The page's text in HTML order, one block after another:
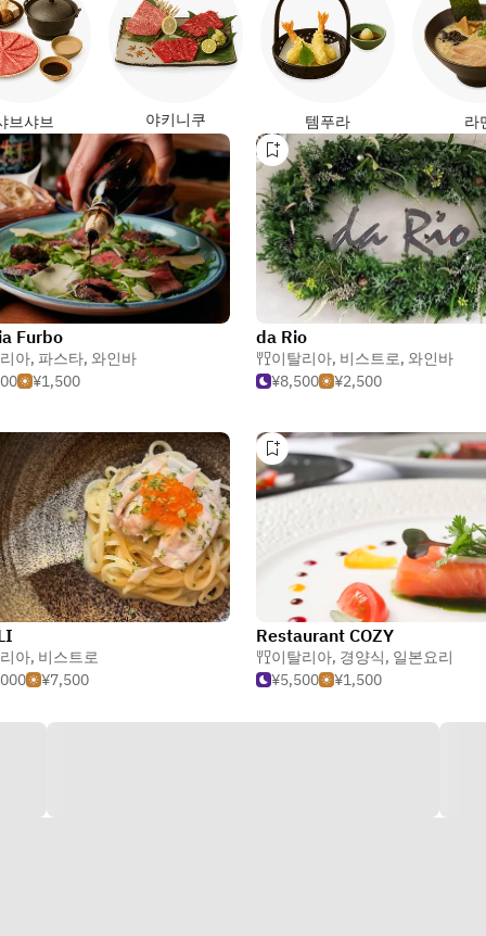
브샤브 야키니쿠 템푸라 라
Furbo
아, 파스타, 와인바
¥1,500
da Rio
이탈리아, 비스트로, 와인바
¥8,500
¥2,500
아, 비스트로
¥7,500
Restaurant COZY
이탈리아, 경양식, 일본요리
¥5,500
¥1,500